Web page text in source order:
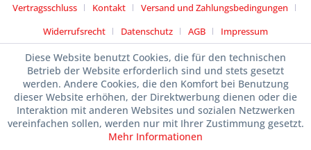
Vertragsschluss Kontakt
Versand und Zahlungsbedingungen
Widerrufsrecht
Datenschutz AGB Impressum
Diese Website benutzt Cookies, die für den technischen
Betrieb der Website erforderlich sind und stets gesetzt
werden. Andere Cookies, die den Komfort bei Benutzung
dieser Website erhöhen, der Direktwerbung dienen oder die
Interaktion mit anderen Websites und sozialen Netzwerken
vereinfachen sollen, werden nur mit Ihrer Zustimmung gesetzt.
Mehr Informationen